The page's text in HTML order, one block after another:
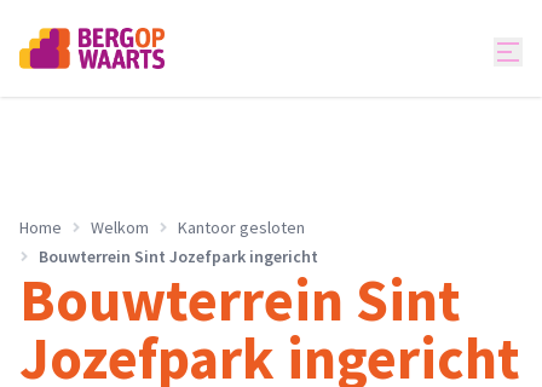
Home Welkom
Kantoor gesloten
Bouwterrein Sint Jozefpark ingericht
Bouwterrein Sint
Jozefpark ingericht